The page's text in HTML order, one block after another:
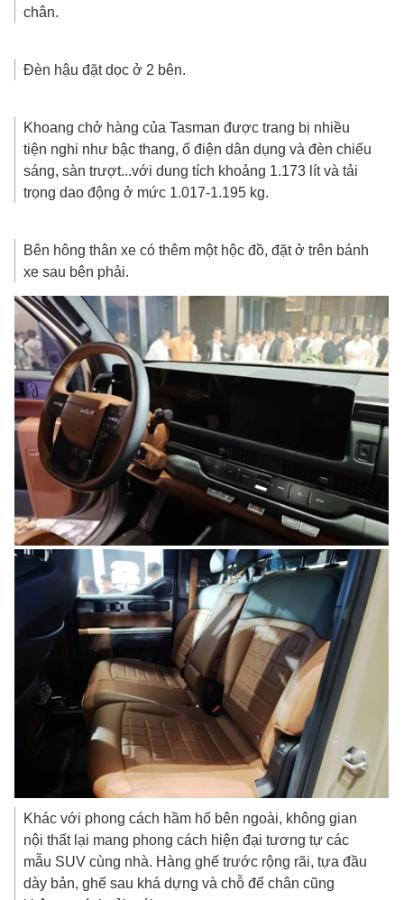
chân.
Đèn hậu đặt dọc ở 2 bên.
Khoang chở hàng của Tasman được trang bị nhiều
tiện nghi như bậc thang, ổ điện dân dụng và đèn chiếu
sáng, sàn trượt...với dung tích khoảng 1.173 lít và tải
trọng dao động ở mức 1.017-1.195 kg.
Bên hông thân xe có thêm một hộc đồ, đặt ở trên bánh
xe sau bên phải.
Khác với phong cách hầm hố bên ngoài, không gian
nội thất lại mang phong cách hiện đại tương tự các
mẫu SUV cùng nhà. Hàng ghế trước rộng rãi, tựa đầu
dày bản, ghế sau khá dựng và chỗ để chân cũng